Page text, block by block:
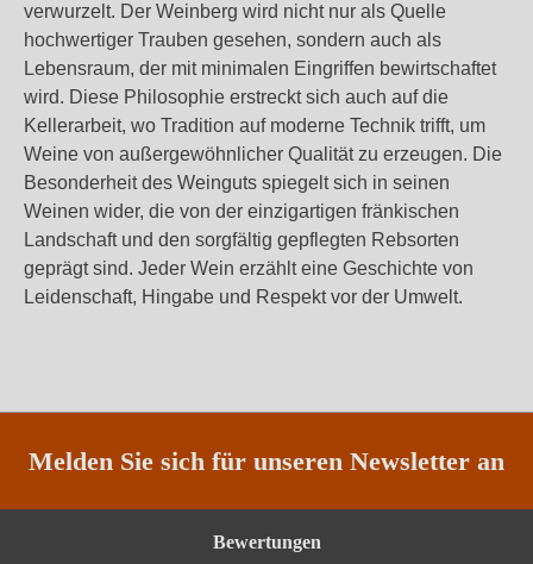
verwurzelt. Der Weinberg wird nicht nur als Quelle
hochwertiger Trauben gesehen, sondern auch als
Lebensraum, der mit minimalen Eingriffen bewirtschaftet
wird. Diese Philosophie erstreckt sich auch auf die
Kellerarbeit, wo Tradition auf moderne Technik trifft, um
Weine von außergewöhnlicher Qualität zu erzeugen. Die
Besonderheit des Weinguts spiegelt sich in seinen
Weinen wider, die von der einzigartigen fränkischen
Landschaft und den sorgfältig gepflegten Rebsorten
geprägt sind. Jeder Wein erzählt eine Geschichte von
Leidenschaft, Hingabe und Respekt vor der Umwelt.
Melden Sie sich für unseren Newsletter an
Bewertungen